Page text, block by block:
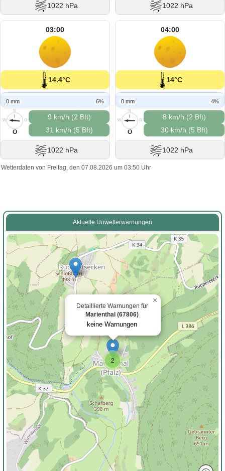
1022 hPa 1022 hPa
03:00
14.4°C
0 mm 6%
N
O
S
W
O
9 km/h (2 Bft)
31 km/h (5 Bft)
1022 hPa
04:00
14°C
0 mm 4%
N
O
S
W
O
8 km/h (2 Bft)
30 km/h (5 Bft)
1022 hPa
Wetterdaten von Freitag, den 07.08.2026 um 03:50 Uhr
Aktuelle Unwetterwarnungen
2
Detaillierte Warnungen für
Marienthal (67806)
keine Warnungen
×